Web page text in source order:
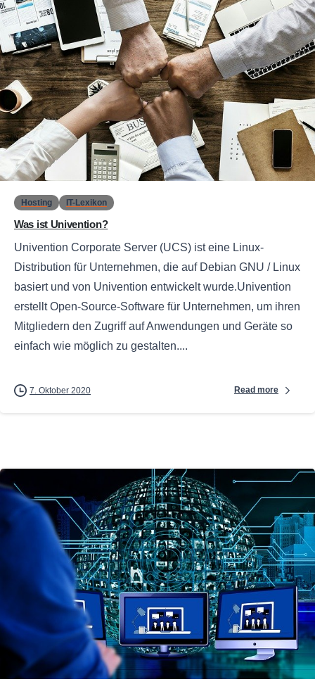
Hosting IT-Lexikon
Was ist Univention?
Univention Corporate Server (UCS) ist eine Linux-
Distribution für Unternehmen, die auf Debian GNU / Linux
basiert und von Univention entwickelt wurde.Univention
erstellt Open-Source-Software für Unternehmen, um ihren
Mitgliedern den Zugriff auf Anwendungen und Geräte so
einfach wie möglich zu gestalten....
7. Oktober 2020 Read more
0